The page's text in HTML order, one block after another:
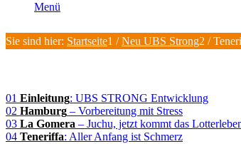
Menü
Sie sind hier: Startseite1 / Neu UBS Strong2 /
01 Einleitung: UBS STRONG Entwicklung
02 Hamburg – Vorbereitung mit Stress
03 La Gomera – Juchu, jetzt kommt das
04 Teneriffa: Aller Anfang ist Schmerz